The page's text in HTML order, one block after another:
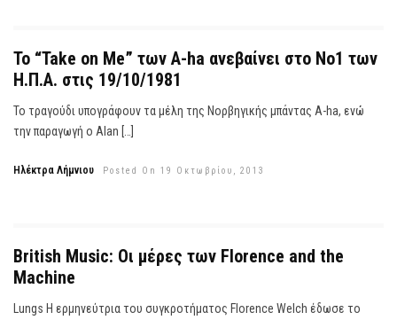
Το “Take on Me” των A-ha ανεβαίνει στο Νο1 των
Η.Π.Α. στις 19/10/1981
Το τραγούδι υπογράφουν τα μέλη της Νορβηγικής μπάντας A-ha, ενώ
την παραγωγή ο Alan […]
Ηλέκτρα Λήμνιου Posted On 19 Οκτωβρίου, 2013
British Music: Οι μέρες των Florence and the
Machine
Lungs Η ερμηνεύτρια του συγκροτήματος Florence Welch έδωσε το